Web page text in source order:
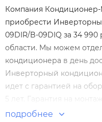
Компания
приобрести
09DIR/B-09DIQ за 34
области. Мы можем
кондиционера в день
Инверторный
идет с гарантией на
5 лет. Гарантия на
Бирюса B-09DIR/B-
подробнее